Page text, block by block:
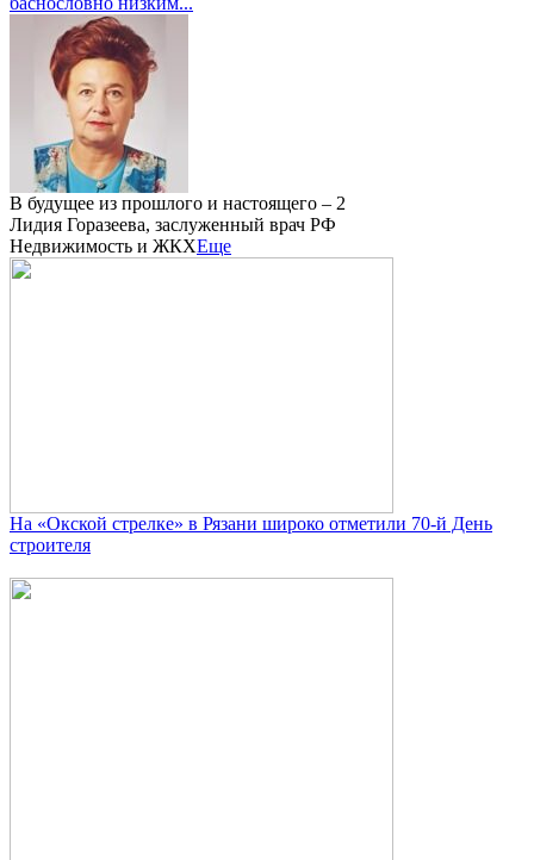
В будущее из прошлого и настоящего – 2
Лидия Горазеева, заслуженный врач РФ
Недвижимость и ЖКХЕще
На «Окской стрелке» в Рязани широко отметили 70-й День
строителя